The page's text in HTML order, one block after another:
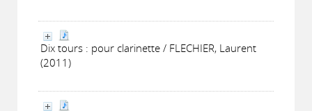
Dix tours : pour clarinette / FLECHIER, Laurent
(2011)